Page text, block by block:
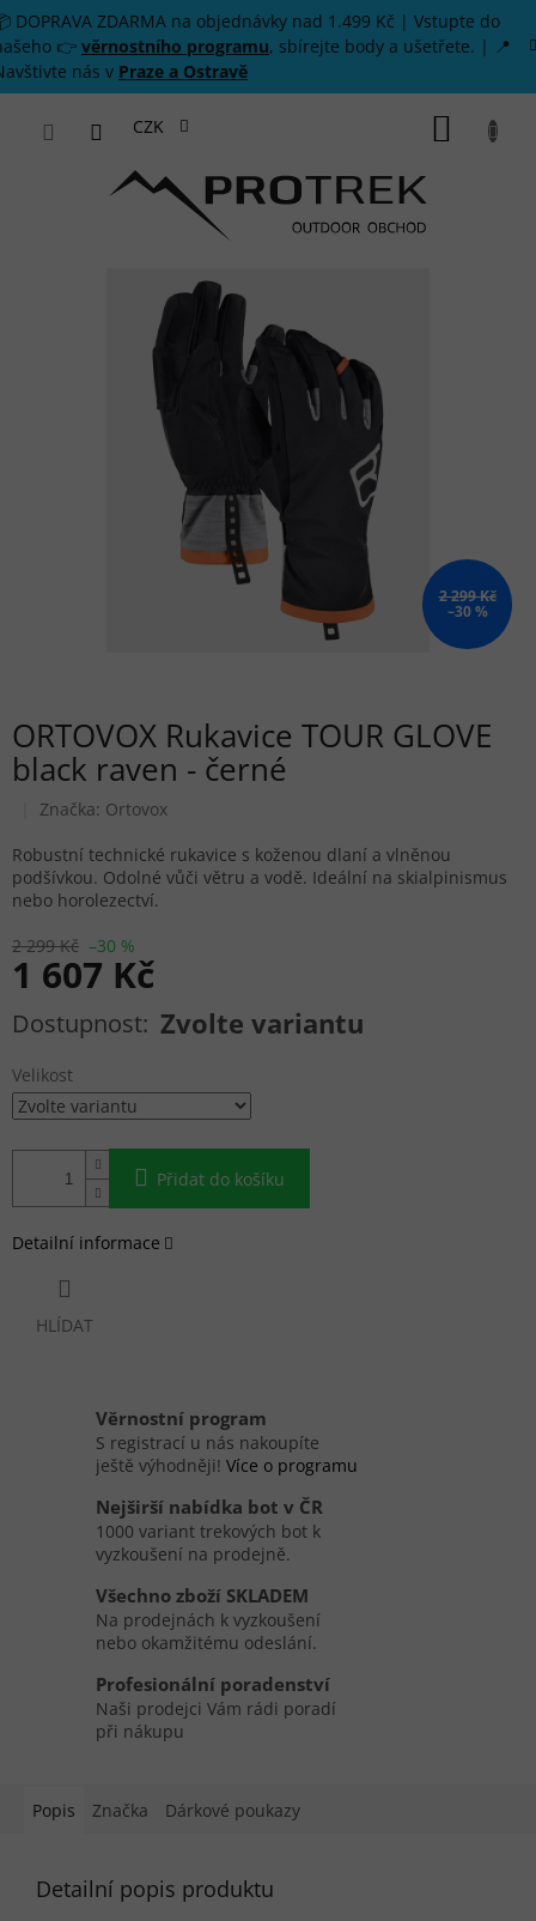
Přejít na obsah
DOPRAVA ZDARMA na objednávky nad 1.499 Kč | Vstupte do
👉 věrnostního programu, sbírejte body a ušetřete. | 📍
nás v Praze a Ostravě
CZK
2 299 Kč
–30 %
ORTOVOX Rukavice TOUR GLOVE
black raven - černé
Značka: Ortovox
2 299 Kč –30 %
1 607 Kč
Měrná cena: Zvolte variantu
Velikost
Přidat do košíku
Robustní technické rukavice s koženou dlaní a vlněnou
podšívkou. Odolné vůči větru a vodě. Ideální na skialpinismus
nebo horolezectví.
Detailní informace
HLÍDAT
Věrnostní program
S registrací u nás nakoupíte
ještě výhodněji! Více o programu
Nejširší nabídka bot v ČR
1000 variant trekových bot k
vyzkoušení na prodejně.
Všechno zboží SKLADEM
Na prodejnách k vyzkoušení
nebo okamžitému odeslání.
Profesionální poradenství
Naši prodejci Vám rádi poradí
při nákupu
Popis Značka Dárkové poukazy
Detailní popis produktu